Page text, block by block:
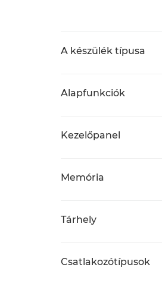
A készülék típusa
Alapfunkciók
Kezelőpanel
Memória
Tárhely
Csatlakozótípusok